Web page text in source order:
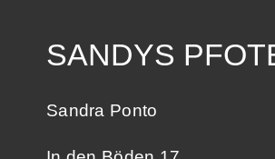
SANDYS
Sandra Ponto